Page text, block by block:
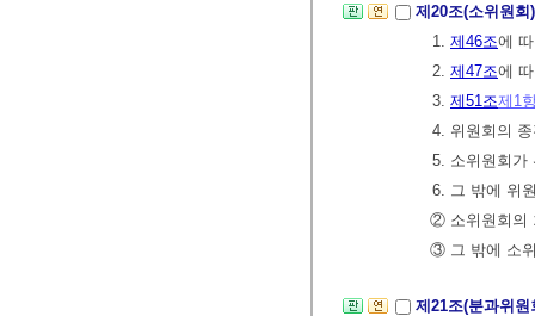
제20조(소위원
1. 제46조에
2. 제47조에
3. 제51조제1
4. 위원회의
5. 소위원회가
6. 그 밖에 위
② 소위원회의
③ 그 밖에 소
제21조(분과위